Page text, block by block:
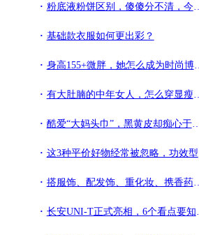
粉底液粉饼区别，傻傻分不清，今天我花一分钟就解决了
基础款衣服如何更出彩？
身高155+微胖，她怎么成为时尚博主？Bethany的搭配技巧太实用
有大肚腩的中年女人，怎么穿显瘦？瞧日系博主这样穿，温柔又遮肉
酷爱“大妈头巾”，黑黄皮却痴心于碎花裙，博主Léna不简单
这3种平价好物经常被忽略，功效型产品，大部分人用过明显改善
搭服饰、配发饰、重化妆、携香药｜宋朝女子追求时尚下了番狠功夫
长安UNI-T正式亮相，6个看点要知道，预计年中上市，期待吗？